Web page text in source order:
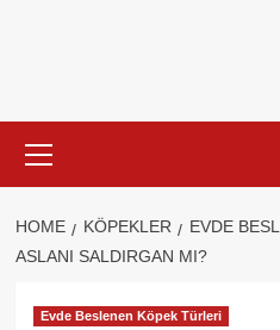
Menu
HOME KÖPEKLER EVDE
ASLANI SALDIRGAN MI?
Evde Beslenen Köpek Türleri